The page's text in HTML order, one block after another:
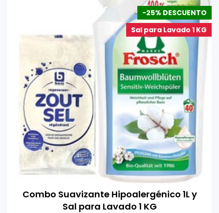
-25% DESCUENTO
Sal para Lavado 1 KG
Combo Suavizante Hipoalergénico 1L y
Sal para Lavado 1 KG